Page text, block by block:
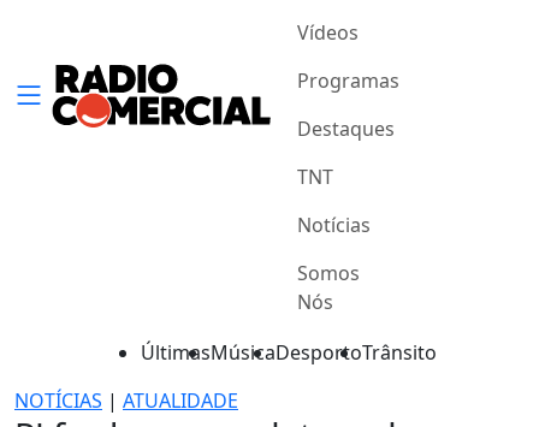
Vídeos
Programas
Destaques
TNT
Notícias
Somos
Nós
ÚltimasMúsicaDesportoTrânsito
NOTÍCIAS | ATUALIDADE